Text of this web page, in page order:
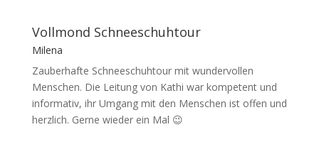
Vollmond Schneeschuhtour
Milena
Zauberhafte Schneeschuhtour mit wundervollen
Menschen. Die Leitung von Kathi war kompetent und
informativ, ihr Umgang mit den Menschen ist offen und
herzlich. Gerne wieder ein Mal 😉